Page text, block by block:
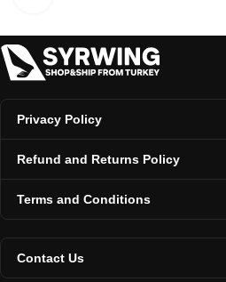
Privacy Policy
Refund and Returns Policy
Terms and Conditions
Contact Us